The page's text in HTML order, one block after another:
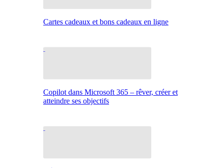
Cartes cadeaux et bons cadeaux en ligne
Copilot dans Microsoft 365 – rêver, créer et
atteindre ses objectifs